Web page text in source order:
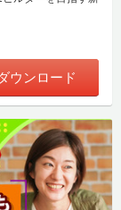
ウンロード